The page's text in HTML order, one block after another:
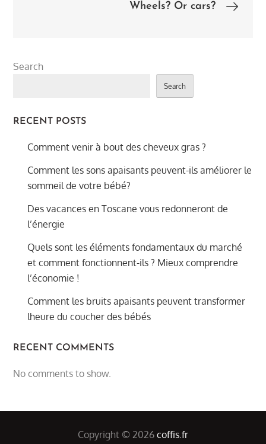
Wheels? Or cars?
Search
Search
RECENT POSTS
Comment venir à bout des cheveux gras ?
Comment les sons apaisants peuvent-ils améliorer le
sommeil de votre bébé?
Des vacances en Toscane vous redonneront de
l’énergie
Quels sont les éléments fondamentaux du marché
et comment fonctionnent-ils ? Mieux comprendre
l’économie !
Comment les bruits apaisants peuvent transformer
lheure du coucher des bébés
RECENT COMMENTS
No comments to show.
Copyright © 2026 coffis.fr